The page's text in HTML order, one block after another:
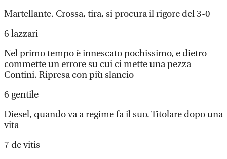
Martellante. Crossa, tira, si procura il rigore del 3-0
6 lazzari
Nel primo tempo è innescato pochissimo, e dietro
commette un errore su cui ci mette una pezza
Contini. Ripresa con più slancio
6 gentile
Diesel, quando va a regime fa il suo. Titolare dopo una
vita
7 de vitis